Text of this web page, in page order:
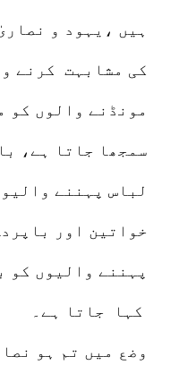
ہیں ،یہود و
کی مشابہت کرنے
مونڈنے والوں کو
سمجھا جاتا ہے،
لباس پہننے
خواتین اور
پہننے والیوں کو
کہا جاتا ہے۔
وضع میں تم ہو